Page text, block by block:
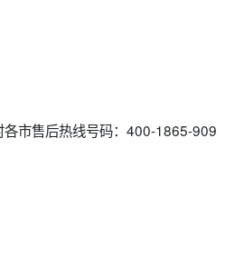
市售后热线号码：400-1865-909